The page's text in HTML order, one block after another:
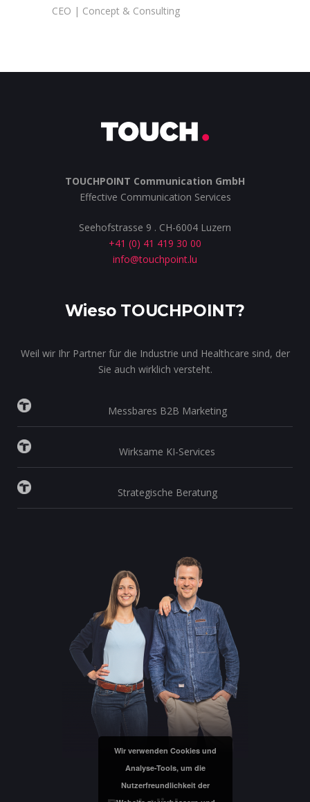
CEO | Concept & Consulting
TOUCHPOINT Communication GmbH
Effective Communication Services
Seehofstrasse 9 . CH-6004 Luzern
+41 (0) 41 419 30 00
info@touchpoint.lu
Wieso TOUCHPOINT?
Weil wir Ihr Partner für die Industrie und Healthcare sind, der
Sie auch wirklich versteht.
Messbares B2B Marketing
Wirksame KI-Services
Strategische Beratung
Wir verwenden Cookies und
Analyse-Tools, um die
Nutzerfreundlichkeit der